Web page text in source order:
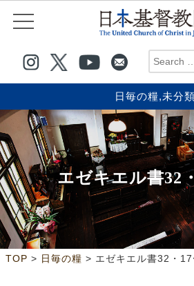
日毎の糧,未分類
エゼキエル書32
TOP > 日毎の糧 > エゼキエル書32・17